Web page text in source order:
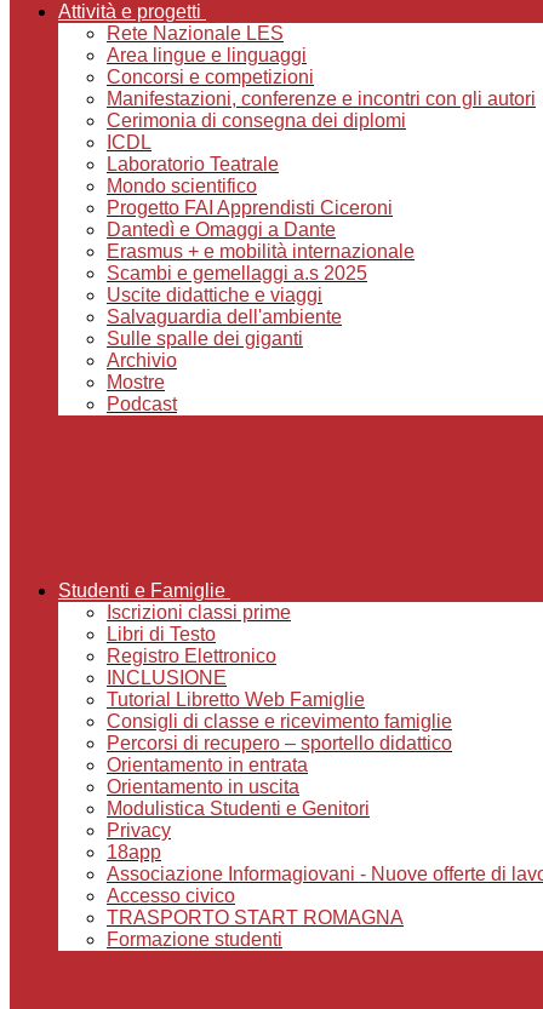
Attività e progetti
Rete Nazionale LES
Area lingue e linguaggi
Concorsi e competizioni
Manifestazioni, conferenze e incontri con gli autori
Cerimonia di consegna dei diplomi
ICDL
Laboratorio Teatrale
Mondo scientifico
Progetto FAI Apprendisti Ciceroni
Dantedì e Omaggi a Dante
Erasmus + e mobilità internazionale
Scambi e gemellaggi a.s 2025
Uscite didattiche e viaggi
Salvaguardia dell'ambiente
Sulle spalle dei giganti
Archivio
Mostre
Podcast
Studenti e Famiglie
Iscrizioni classi prime
Libri di Testo
Registro Elettronico
INCLUSIONE
Tutorial Libretto Web Famiglie
Consigli di classe e ricevimento famiglie
Percorsi di recupero – sportello didattico
Orientamento in entrata
Orientamento in uscita
Modulistica Studenti e Genitori
Privacy
18app
Associazione Informagiovani - Nuove offerte di
Accesso civico
TRASPORTO START ROMAGNA
Formazione studenti